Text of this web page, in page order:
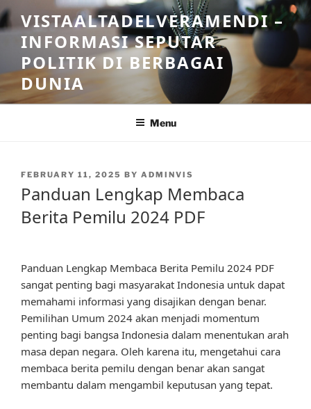
Skip
to
content
VISTAALTADELVERAMENDI –
INFORMASI SEPUTAR
POLITIK DI BERBAGAI
DUNIA
Menu
POSTED
FEBRUARY 11, 2025 BY ADMINVIS
Panduan Lengkap Membaca
Berita Pemilu 2024 PDF
Panduan Lengkap Membaca Berita Pemilu 2024 PDF
sangat penting bagi masyarakat Indonesia untuk dapat
memahami informasi yang disajikan dengan benar.
Pemilihan Umum 2024 akan menjadi momentum
penting bagi bangsa Indonesia dalam menentukan arah
masa depan negara. Oleh karena itu, mengetahui cara
membaca berita pemilu dengan benar akan sangat
membantu dalam mengambil keputusan yang tepat.